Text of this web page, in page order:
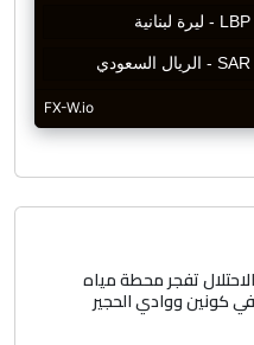
تفجر محطة مياه
كونين ووادي الحجير